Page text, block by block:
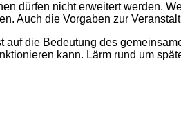
dürfen nicht erweitert werden.
Auch die Vorgaben zur
auf die Bedeutung des
kann. Lärm rund um